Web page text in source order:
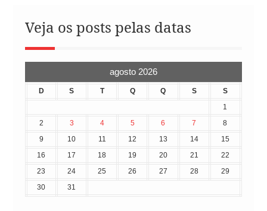
Veja os posts pelas datas
agosto 2026
D S T Q Q S
S
1
2
3 4 5 6 7
8
9
10 11 12 13 14
15
16
17 18 19 20 21
22
23
24 25 26 27 28
29
30
31